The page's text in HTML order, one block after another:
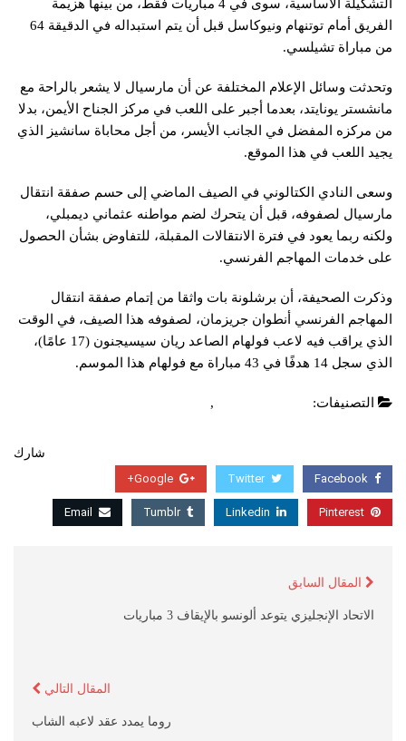
التشكيلة الأساسية، سوى في 4 مباريات فقط، من بينها هزيمة
الفريق أمام توتنهام ونيوكاسل قبل أن يتم استبداله في الدقيقة 64
من مباراة تشيلسي.
وتحدثت وسائل الإعلام المختلفة عن أن مارسيال لا يشعر بالراحة مع
مانشستر يونايتد، بعدما أجبر على اللعب في مركز الجناح الأيمن، بدلا
من مركزه المفضل في الجانب الأيسر، من أجل محاباة سانشيز الذي
يجيد اللعب في هذا الموقع.
وسعى النادي الكتالوني في الصيف الماضي إلى حسم صفقة انتقال
مارسيال لصفوفه، قبل أن يتحرك لضم مواطنه عثماني ديمبلي،
ولكنه ربما يعود في فترة الانتقالات المقبلة، للتفاوض بشأن الحصول
على خدمات المهاجم الفرنسي.
وذكرت الصحيفة، أن برشلونة بات واثقا من إتمام صفقة انتقال
المهاجم الفرنسي أنطوان جريزمان، لصفوفه هذا الصيف، في الوقت
الذي يراقب فيه لاعب فولهام الصاعد ريان سيسيجنون (17 عامًا)،
الذي سجل 14 هدفًا في 43 مباراة مع فولهام هذا الموسم.
التصنيفات: ,
شارك
Facebook
Twitter
Google+
Pinterest
Linkedin
Tumblr
Email
المقال السابق
الاتحاد الإنجليزي يتوعد ألونسو بالإيقاف 3 مباريات
المقال التالي
روما يمدد عقد لاعبه الشاب